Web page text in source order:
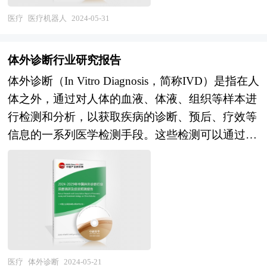
的针对自身环境调整经营策略。
业发展状况、消费现状以及行业营销进行了深入的
分析，在总结中国中药材行业发展历程的基础上，
展趋势给予了细致和审慎的预测论证。本报告是中
药材行业生产、经营、科研企业及相关研究单位极
具参考价值的专业报告。
理、老残照顾以及手术操作等方面的作用愈发凸
市场需求等多方面的利好因素，我国医疗机器人市
广阔，它们在救援、转运、手术和康复等多个领域
都发挥着重要作用。作为当前国内外机器人领域的
研究热点，医疗机器人技术不仅推动了现代医疗技
术的发展，更成为了现代医疗卫生装备的重要发展
方向。 在政策环境优化、老龄化问题加剧、消费
群体增加以及产业化发展提速等多重因素的综合作
用下，中国医疗机器人市场正处于一个前所未有的
高速成长阶段。未来，随着技术的不断创新和应用
场景的不断深化，医疗机器人行业将朝着整体任务
自动化、柔性化以及万物互联化的方向发展。这将
为医疗服务的智能化、便捷化提供有力支持，并有
医疗 医疗机器人 2024-05-31
体外诊断行业研究报告
体外诊断（In Vitro Diagnosis，简称IVD）是指在人
体之外，通过对人体的血液、体液、组织等样本进
行检测和分析，以获取疾病的诊断、预后、疗效等
信息的一系列医学检测手段。这些检测可以通过多
种实验室技术来实现，包括生化诊断、免疫诊断、
分子诊断、微生物诊断、血液诊断、尿液诊断、细
胞学诊断等。 体外诊断是医学检验的强大工具，
其提供的全方位（生化信息、免疫信息、基因信息
等）、多层次（定性、半定量、定量等）的检验信
息成为临床诊断信息的重要来源。体外诊断能够便
捷、低成本、低伤害的为医护人员提供精确、早期
医疗 体外诊断 2024-05-21